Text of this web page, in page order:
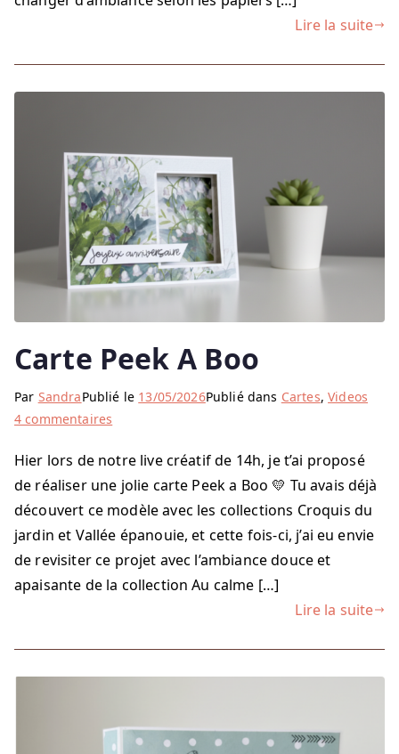
Lire la suite
Carte Peek A Boo
Par SandraPublié le 13/05/2026Publié dans Cartes,Videos
4 commentaires
Peek
A
Boo
Hier lors de notre live créatif de 14h, je t’ai proposé
de réaliser une jolie carte Peek a Boo 💛 Tu avais déjà
découvert ce modèle avec les collections Croquis du
jardin et Vallée épanouie, et cette fois-ci, j’ai eu envie
de revisiter ce projet avec l’ambiance douce et
apaisante de la collection Au calme […]
Lire la suite